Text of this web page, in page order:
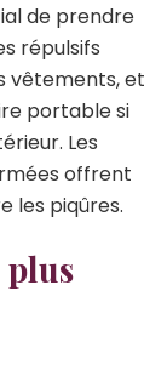
de prendre
répulsifs
vêtements, et
portable si
Les
offrent
les piqûres.
plus